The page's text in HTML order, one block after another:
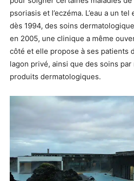
psoriasis et l’eczéma. L’eau a un
dès 1994, des soins
en 2005, une clinique a même
côté et elle propose à ses patients
lagon privé, ainsi que des soins
produits dermatologiques.